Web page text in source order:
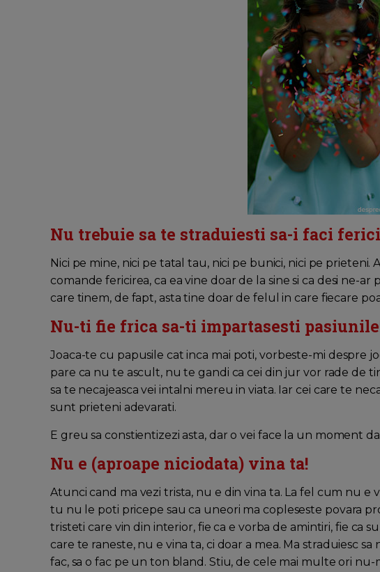
Nu trebuie sa te straduiesti sa-i faci
Nici pe mine, nici pe tatal tau, nici pe bunici, nici pe
comande fericirea, ca ea vine doar de la sine si ca desi ne-ar
care tinem, de fapt, asta tine doar de felul in care fiecare
Nu-ti fie frica sa-ti impartasesti
Joaca-te cu papusile cat inca mai poti, vorbeste-mi despre
pare ca nu te ascult, nu te gandi ca cei din jur vor rade de
sa te necajeasca vei intalni mereu in viata. Iar cei care te
sunt prieteni adevarati.
E greu sa constientizezi asta, dar o vei face la un moment
Nu e (aproape niciodata) vina ta!
Atunci cand ma vezi trista, nu e din vina ta. La fel cum nu e
tu nu le poti pricepe sau ca uneori ma copleseste povara
tristeti care vin din interior, fie ca e vorba de amintiri, fie ca
care te raneste, nu e vina ta, ci doar a mea. Ma straduiesc
fac, sa o fac pe un ton bland. Stiu, de cele mai multe ori nu-